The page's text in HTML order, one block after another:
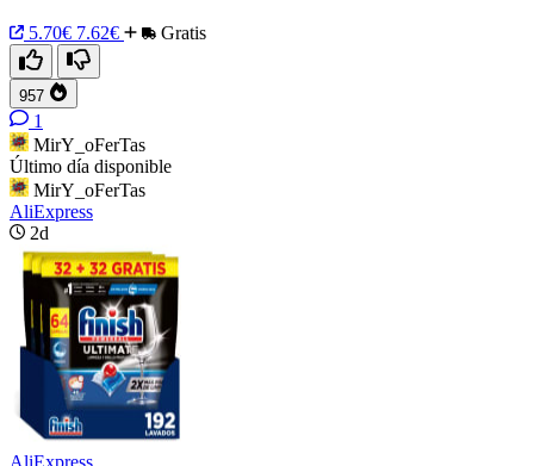
5.70€ 7.62€ Gratis
957
1
MirY_oFerTas
Último día disponible
MirY_oFerTas
AliExpress
2d
AliExpress